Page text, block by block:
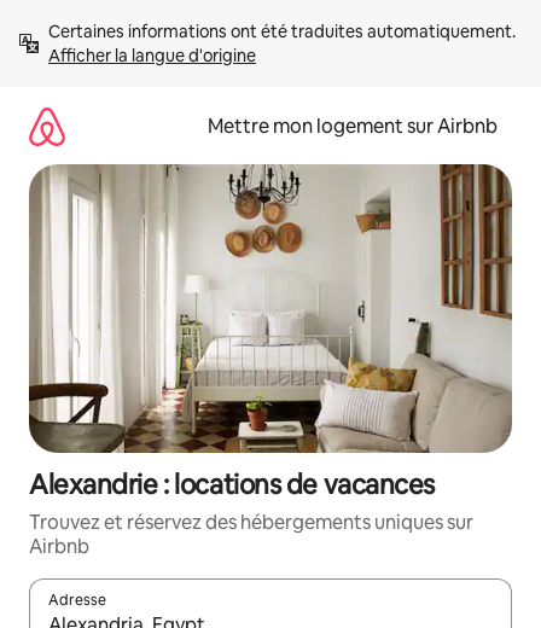
directement
Afficher la langue d'origine
Mettre mon logement sur Airbnb
Alexandrie : locations de vacances
Trouvez et réservez des hébergements uniques sur
Airbnb
Adresse
Lorsque les résultats s'affichent, utilisez les flèches vers le